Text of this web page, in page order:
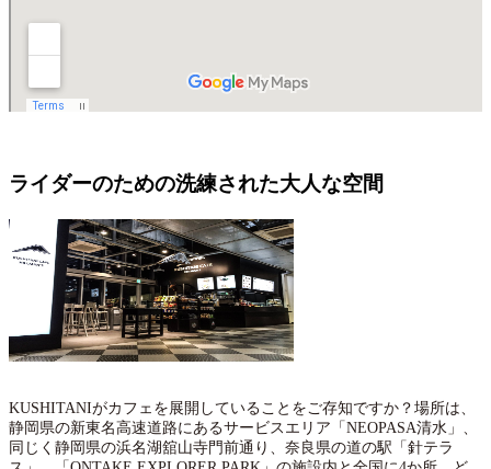
ライダーのための洗練された大人な空間
KUSHITANIがカフェを展開していることをご存知ですか？場所は、
静岡県の新東名高速道路にあるサービスエリア「NEOPASA清水」、
同じく静岡県の浜名湖舘山寺門前通り、奈良県の道の駅「針テラ